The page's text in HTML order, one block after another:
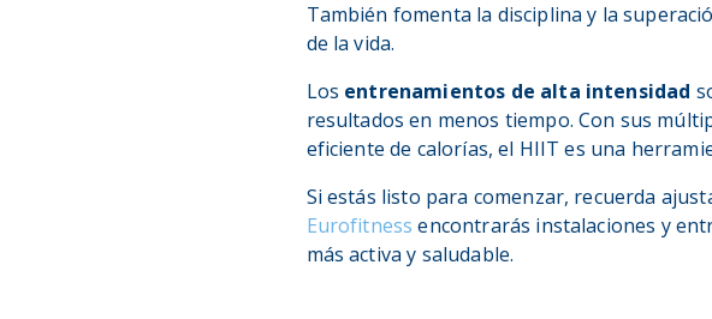
También fomenta la disciplina y la
de la vida.
Los entrenamientos de alta intensidad
resultados en menos tiempo. Con sus
eficiente de calorías, el HIIT es una
Si estás listo para comenzar, recuerda
Eurofitness encontrarás instalaciones y
más activa y saludable.